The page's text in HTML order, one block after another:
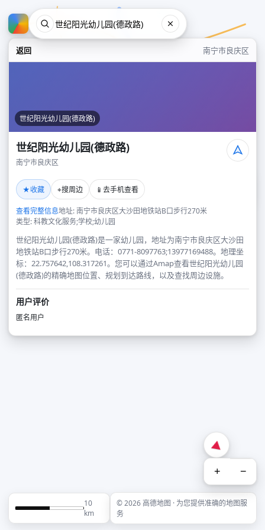
返回 南宁市良庆区
世纪阳光幼儿园(德政路)
世纪阳光幼儿园(德政路)
南宁市良庆区
★收藏 ⌖搜周边 📱 去手机查看
查看完整信息地址: 南宁市良庆区大沙田地铁站B口步行270米
类型: 科教文化服务;学校;幼儿园
世纪阳光幼儿园(德政路)是一家幼儿园，地址为南宁市良庆区大沙田
地铁站B口步行270米。电话：0771-8097763;13977169488。地理坐
标：22.757642,108.317261。您可以通过Amap查看世纪阳光幼儿园
(德政路)的精确地图位置、规划到达路线，以及查找周边设施。
用户评价
匿名用户
+ −
10
km
© 2026 高德地图 · 为您提供准确的地图服
务